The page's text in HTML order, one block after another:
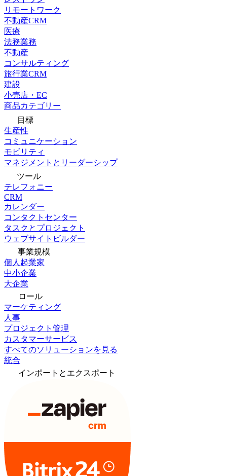
リモートワーク
不動産CRM
医療
法務業務
不動産
コンサルティング
旅行業CRM
建設
小売店・EC
商品カテゴリー
目標
生産性
コミュニケーション
モビリティ
マネジメントとリーダーシップ
ツール
テレフォニー
CRM
カレンダー
コンタクトセンター
タスクとプロジェクト
ウェブサイトビルダー
事業規模
個人起業家
中小企業
大企業
ロール
マーケティング
人事
プロジェクト管理
カスタマーサービス
すべてのソリューションを見る
統合
インポートとエクスポート